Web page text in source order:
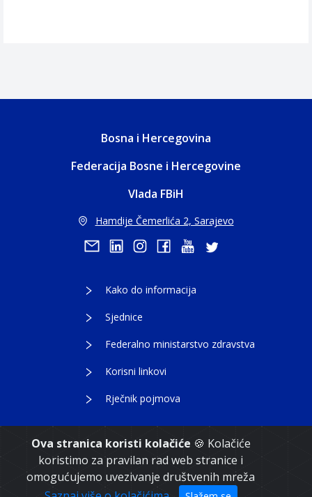
Ova stranica koristi kolačiće 🍪 Kolačiće
koristimo za pravilan rad web stranice i
omogućujemo uvezivanje društvenih mreža
Bosna i Hercegovina
Federacija Bosne i Hercegovine
Vlada FBiH
Hamdije Čemerlića 2, Sarajevo
Kako do informacija
Sjednice
Federalno ministarstvo zdravstva
Korisni linkovi
Rječnik pojmova
Copyright 2021. Vlada Federacije Bosne i
Hercegovine